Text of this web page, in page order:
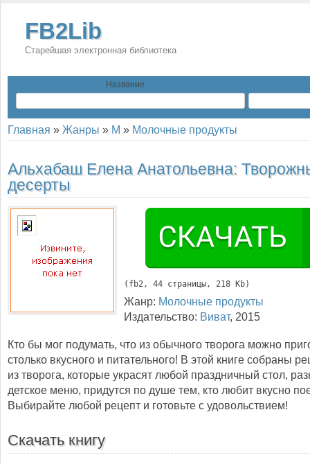
FB2Lib
Старейшая электронная библиотека
Название
Главная » Жанры » М » Молочные продукты
Альхабаш Елена Анатольевна:
десерты
( fb2, 44 страницы, 218 Kb)
Жанр: Молочные продукты
Издательство: Виват, 2015
Кто бы мог подумать, что из обычного творога можно
столько вкусного и питательного! В этой книге собраны
из творога, которые украсят любой праздничный стол,
детское меню, придутся по душе тем, кто любит вкусно
Выбирайте любой рецепт и готовьте с удовольствием!
Скачать книгу